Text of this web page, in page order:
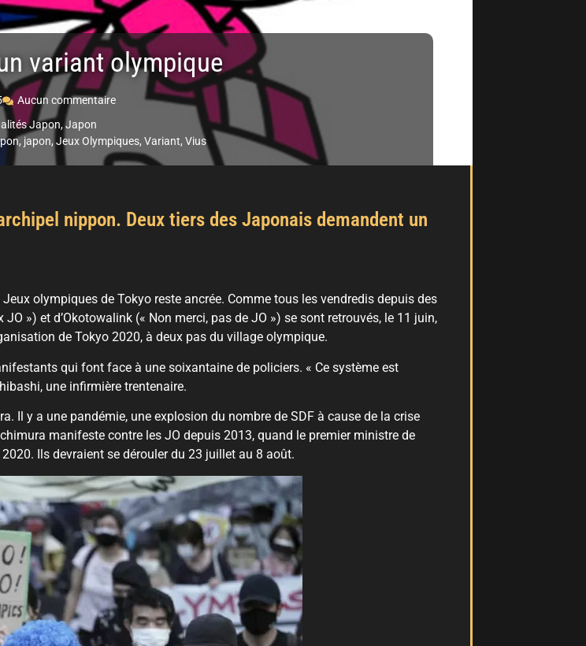
variant olympique
Aucun commentaire
Japon,Japon
, japon, Jeux Olympiques, Variant, Vius
nippon. Deux tiers des Japonais demandent un
olympiques de Tokyo reste ancrée. Comme tous les vendredis depuis des
») et d’Okotowalink (« Non merci, pas de JO ») se sont retrouvés, le 11 juin,
de Tokyo 2020, à deux pas du village olympique.
qui font face à une soixantaine de policiers. « Ce système est
une infirmière trentenaire.
Il y a une pandémie, une explosion du nombre de SDF à cause de la crise
manifeste contre les JO depuis 2013, quand le premier ministre de
Ils devraient se dérouler du 23 juillet au 8 août.